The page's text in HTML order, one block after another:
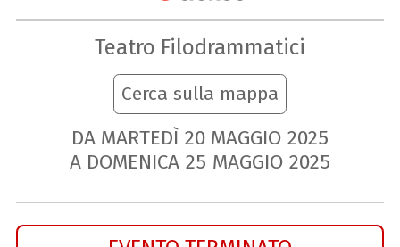
Teatro Filodrammatici
Cerca sulla mappa
DA MARTEDÌ 20 MAGGIO 2025
A DOMENICA 25 MAGGIO 2025